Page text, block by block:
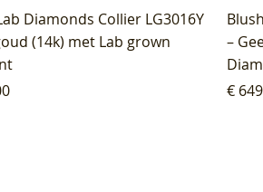
Diamonds Collier LG3016Y
(14k) met Lab grown
–
Prijs
€